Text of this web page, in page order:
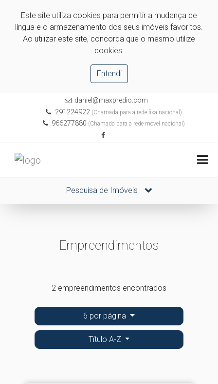
Este site utiliza cookies para permitir a mudança de
língua e o armazenamento dos seus imóveis favoritos.
Ao utilizar este site, concorda que o mesmo utilize
cookies.
Entendi
daniel@maxpredio.com
291224922(Chamada para a rede fixa nacional)
966277880 (Chamada para a rede móvel nacional)
Pesquisa de Imóveis
Empreendimentos
2 empreendimentos encontrados
6 por página
Título A-Z